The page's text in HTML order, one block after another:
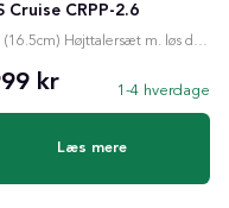
Cruise CRPP-2.6
6.5” (16.5cm) Højttalersæt m. løs diskant
kr 1-4 hverdage
Læs mere